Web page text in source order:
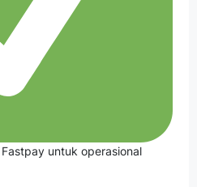
untuk operasional